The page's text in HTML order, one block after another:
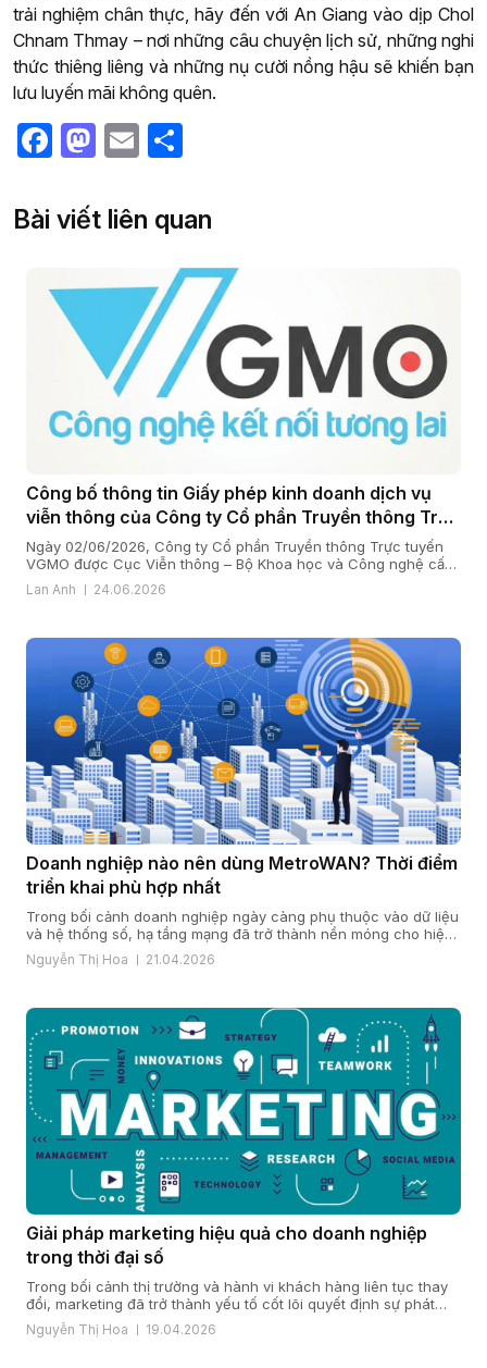
trải nghiệm chân thực, hãy đến với An Giang vào dịp Chol
Chnam Thmay – nơi những câu chuyện lịch sử, những nghi
thức thiêng liêng và những nụ cười nồng hậu sẽ khiến bạn
lưu luyến mãi không quên.
Facebook
Mastodon
Email
Bài viết liên quan
Công bố thông tin Giấy phép kinh doanh dịch vụ
viễn thông của Công ty Cổ phần Truyền thông Trực
tuyến VGMO
Ngày 02/06/2026, Công ty Cổ phần Truyền thông Trực tuyến
VGMO được Cục Viễn thông – Bộ Khoa học và Công nghệ cấp
Giấy phép kinh doanh dịch vụ viễn thông số 180/GP-CVT. Thực
hiện quy định tại khoản 6 Điều 35 Nghị định số 163/2024/NĐ-
Lan Anh 24.06.2026
Doanh nghiệp nào nên dùng MetroWAN? Thời điểm
triển khai phù hợp nhất
Trong bối cảnh doanh nghiệp ngày càng phụ thuộc vào dữ liệu
và hệ thống số, hạ tầng mạng đã trở thành nền móng cho hiệu
quả vận hành và năng lực cạnh tranh. Khi quy mô mở rộng, chi
nhánh gia tăng và yêu cầu bảo mật, ổn định ngày càng cao,
Nguyễn Thị Hoa 21.04.2026
Giải pháp marketing hiệu quả cho doanh nghiệp
trong thời đại số
Trong bối cảnh thị trường và hành vi khách hàng liên tục thay
đổi, marketing đã trở thành yếu tố cốt lõi quyết định sự phát
triển của doanh nghiệp. Một giải pháp marketing hiệu quả nằm
ở cách doanh nghiệp hiểu khách hàng, xây dựng chiến lược
Nguyễn Thị Hoa 19.04.2026